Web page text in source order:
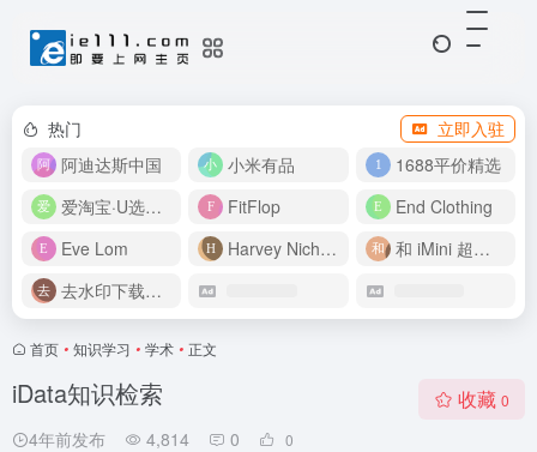
热门
立即入驻
阿迪达斯中国
小米有品
1688平价精选
爱淘宝·U选好价
FitFlop
End Clothing
Eve Lom
Harvey Nichols
和 iMini 超级智能体一起构建伟大作品
去水印下载视频
首页 • 知识学习 • 学术 • 正文
iData知识检索
4年前发布 4,814 0 0
收藏 0